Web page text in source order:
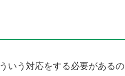
いう対応をする必要があるの